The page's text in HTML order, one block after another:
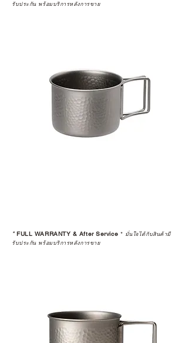
รับประกัน พร้อมบริการหลังการขาย
*FULL WARRANTY & After Service * มั่นใจได้กับสินค้ามี
รับประกัน พร้อมบริการหลังการขาย